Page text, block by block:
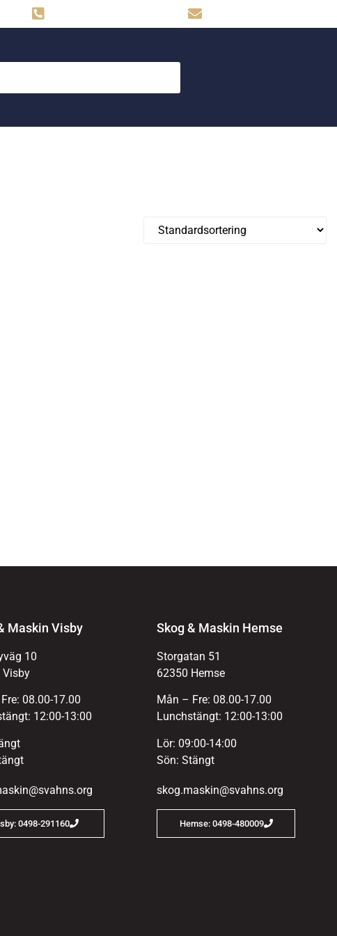
Maskin Visby
10
Visby
08.00-17.00
12:00-13:00
0498-291160
Skog & Maskin Hemse
Storgatan 51
62350 Hemse
Mån – Fre: 08.00-17.00
Lunchstängt: 12:00-13:00
Lör: 09:00-14:00
Sön: Stängt
skog.maskin@svahns.org
Hemse: 0498-480009